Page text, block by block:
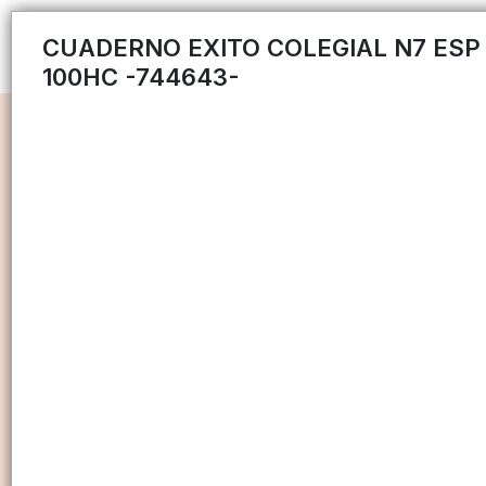
CUADERNO EXITO COLEGIAL N7
100HC -744643-